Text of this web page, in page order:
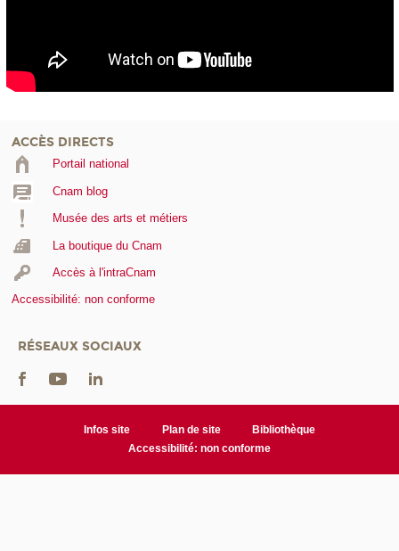
ACCÈS DIRECTS
Portail national
Cnam blog
Musée des arts et métiers
La boutique du Cnam
Accès à l'intraCnam
Accessibilité: non conforme
RÉSEAUX SOCIAUX
Infos site Plan de site
Bibliothèque
Accessibilité: non conforme